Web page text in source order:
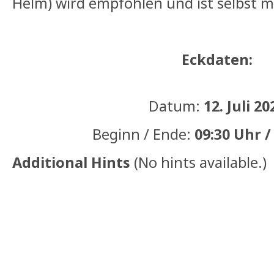
Eckdaten:
Datum: 12. Juli
Beginn / Ende: 09:30 Uhr /
Additional Hints (No hints available.)